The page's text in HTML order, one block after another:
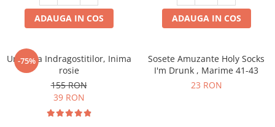
ADAUGA IN COS ADAUGA IN COS
-75%
Umbrela Indragostitilor, Inima
rosie
155 RON
39 RON
Sosete Amuzante Holy Socks
I'm Drunk , Marime 41-43
23 RON